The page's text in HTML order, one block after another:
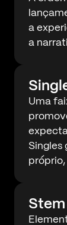
a
a
Uma
Singles
Stem